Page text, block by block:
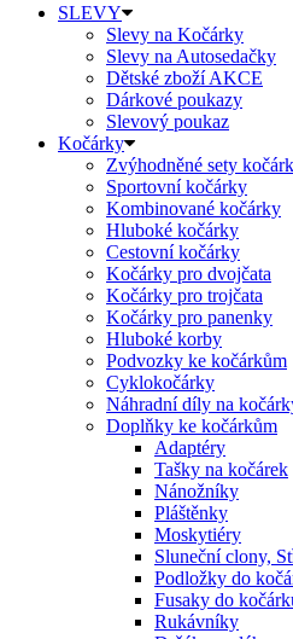
SLEVY
Slevy na Kočárky
Slevy na Autosedačky
Dětské zboží AKCE
Dárkové poukazy
Slevový poukaz
Kočárky
Zvýhodněné sety
Sportovní kočárky
Kombinované kočárky
Hluboké kočárky
Cestovní kočárky
Kočárky pro dvojčata
Kočárky pro trojčata
Kočárky pro panenky
Hluboké korby
Podvozky ke kočárkům
Cyklokočárky
Náhradní díly na
Doplňky ke kočárkům
Adaptéry
Tašky na kočárek
Nánožníky
Pláštěnky
Moskytiéry
Sluneční clony,
Podložky do
Fusaky do
Rukávníky